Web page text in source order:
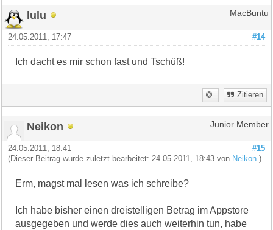
lulu MacBuntu
#14
24.05.2011, 17:47
Ich dacht es mir schon fast und Tschüß!
Zitieren
Neikon Junior Member
#15
24.05.2011, 18:41
(Dieser Beitrag wurde zuletzt bearbeitet: 24.05.2011, 18:43 von Neikon .)
Erm, magst mal lesen was ich schreibe?
Ich habe bisher einen dreistelligen Betrag im Appstore
ausgegeben und werde dies auch weiterhin tun, habe